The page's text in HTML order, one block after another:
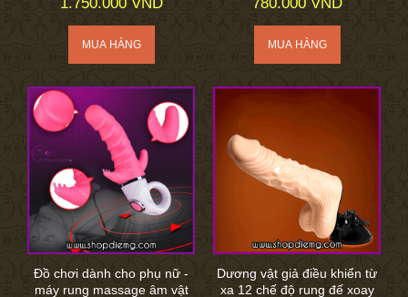
Đồ chơi dành cho phụ nữ -
máy rung massage âm vật
Dương vật giả điều khiển từ
xa 12 chế độ rung đế xoay